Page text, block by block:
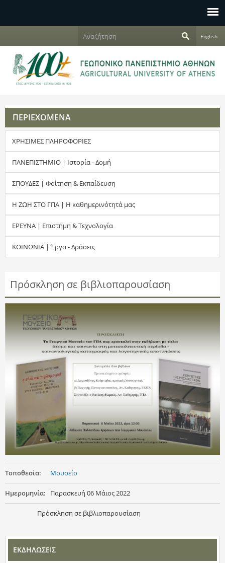
Φ
ό
μ
α
α
ν
α
ζ
ή
τ
σ
η
ς
ζ
ή
τ
η
English
ΠΕΡΙΕΧΟΜΕΝΑ
ΧΡΗΣΙΜΕΣ ΠΛΗΡΟΦΟΡΙΕΣ
ΠΑΝΕΠΙΣΤΗΜΙΟ | Ιστορία - Δομή
ΣΠΟΥΔΕΣ | Φοίτηση & Εκπαίδευση
Η ΖΩΗ ΣΤΟ ΓΠΑ | Η καθημερινότητά μας
ΕΡΕΥΝΑ | Επιστήμη & Τεχνολογία
ΚΟΙΝΩΝΙΑ | Έργα - Δράσεις
Πρόσκληση σε βιβλιοπαρουσίαση
Τοποθεσία: Μουσείο
Ημερομηνία: Παρασκευή 06 Μάιος 2022
Πρόσκληση σε βιβλιοπαρουσίαση
ΕΚΔΗΛΩΣΕΙΣ